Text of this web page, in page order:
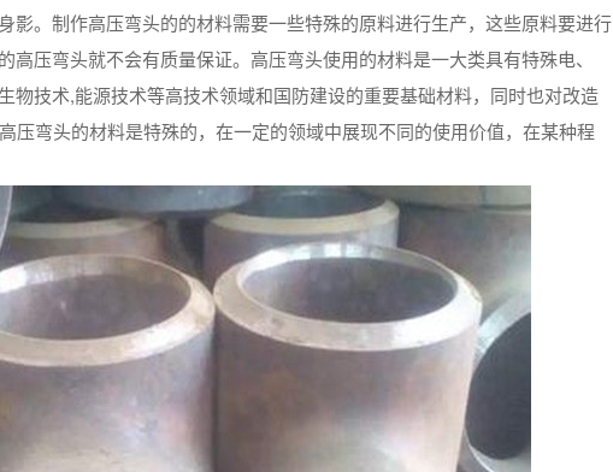
影。制作高压弯头的的材料需要一些特殊的原料进行生产，这些原料要进行
压弯头就不会有质量保证。高压弯头使用的材料是一大类具有特殊电、
物技术,能源技术等高技术领域和国防建设的重要基础材料，同时也对改造
压弯头的材料是特殊的，在一定的领域中展现不同的使用价值，在某种程